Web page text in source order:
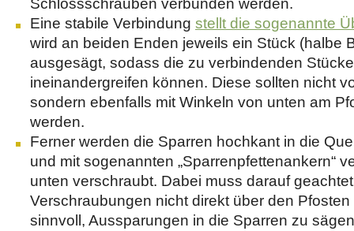
Schlossschrauben verbunden werden.
Eine stabile Verbindung stellt die sogenannte
wird an beiden Enden jeweils ein Stück (halbe
ausgesägt, sodass die zu verbindenden
ineinandergreifen können. Diese sollten nicht
sondern ebenfalls mit Winkeln von unten am
werden.
Ferner werden die Sparren hochkant in die
und mit sogenannten „Sparrenpfettenankern“
unten verschraubt. Dabei muss darauf
Verschraubungen nicht direkt über den
sinnvoll, Aussparungen in die Sparren zu